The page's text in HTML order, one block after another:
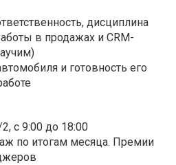
дисциплина
в продажах и CRM-
и готовность его
с 9:00 до 18:00
по итогам месяца. Премии